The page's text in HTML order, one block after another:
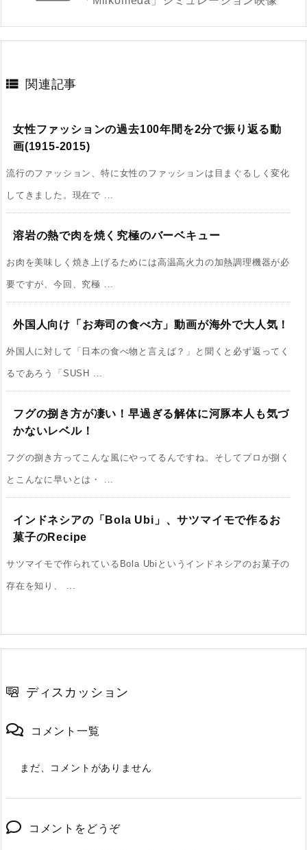
 関連記事
女性ファッションの過去100年間を2分で振り返る動
画(1915-2015)
流行のファッション、特に女性のファッションは目まぐるしく変化
してきました。現在で ...
溶岩の熱で肉を焼く究極のバーベキュー
お肉を美味しく焼き上げるためには高温高火力の加熱調理機器が必
要ですが、今回、究極 ...
外国人向け「お寿司の食べ方」動画が海外で大人気！
外国人に対して「日本の食べ物と言えば？」と聞くと必ず返ってく
るであろう「SUSH ...
フグの捌き方が凄い！早過ぎる解体に河豚本人も気づ
かないレベル！
フグの捌き方ってこんな風にやってるんですね。そしてプロが捌く
とこんなに早いとは・ ...
インドネシアの「Bola Ubi」、サツマイモで作るお
菓子のRecipe
サツマイモで作られているBola Ubiというインドネシアのお菓子の
存在を知り、 ...
ディスカッション
コメント一覧
まだ、コメントがありません
コメントをどうぞ